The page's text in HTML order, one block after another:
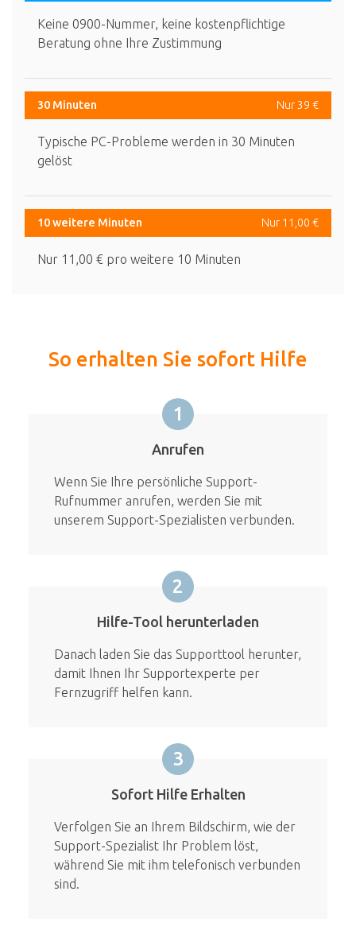
Keine 0900-Nummer, keine kostenpflichtige
Beratung ohne Ihre Zustimmung
30 Minuten Nur 39 €
Typische PC-Probleme werden in 30 Minuten
gelöst
10 weitere Minuten Nur 11,00 €
Nur 11,00 € pro weitere 10 Minuten
So erhalten Sie sofort Hilfe
1
Anrufen
Wenn Sie Ihre persönliche Support-
Rufnummer anrufen, werden Sie mit
unserem Support-Spezialisten verbunden.
2
Hilfe-Tool herunterladen
Danach laden Sie das Supporttool herunter,
damit Ihnen Ihr Supportexperte per
Fernzugriff helfen kann.
3
Sofort Hilfe Erhalten
Verfolgen Sie an Ihrem Bildschirm, wie der
Support-Spezialist Ihr Problem löst,
während Sie mit ihm telefonisch verbunden
sind.